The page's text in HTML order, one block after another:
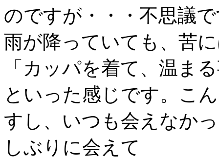
のですが・・・不思議
雨が降っていても、苦
「カッパを着て、温ま
といった感じです。こ
すし、いつも会えなか
しぶりに会えて